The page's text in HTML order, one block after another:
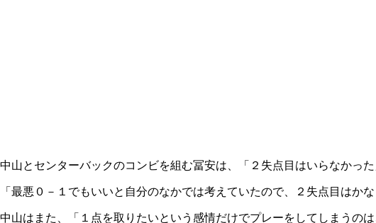
中山とセンターバックのコンビを組む冨安は、「２失点目はいらなかっ
「最悪０－１でもいいと自分のなかでは考えていたので、２失点目はか
中山はまた、「１点を取りたいという感情だけでプレーをしてしまうの